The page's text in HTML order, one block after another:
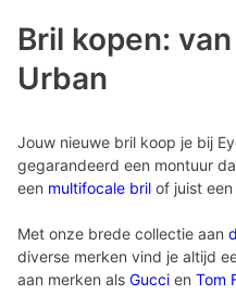
Bril kopen:
Urban
Jouw nieuwe bril koop je bij
gegarandeerd een montuur
een multifocale bril of juist
Met onze brede collectie aan
diverse merken vind je altijd
aan merken als Gucci en Tom